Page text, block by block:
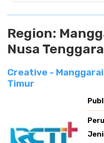
Region:
Nusa
Creative -
Timur